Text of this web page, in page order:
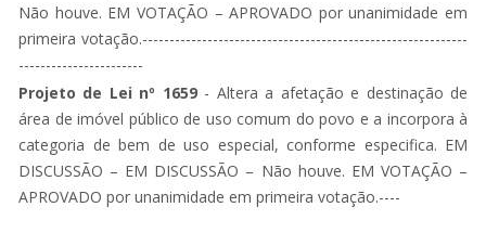
Não houve. EM VOTAÇÃO – APROVADO por unanimidade em
primeira votação.------------------------------------------------------------
-----------------------
Projeto de Lei nº 1659- Altera a afetação e destinação de
área de imóvel público de uso comum do povo e a incorpora à
categoria de bem de uso especial, conforme especifica. EM
DISCUSSÃO – EM DISCUSSÃO – Não houve. EM VOTAÇÃO –
APROVADO por unanimidade em primeira votação.----